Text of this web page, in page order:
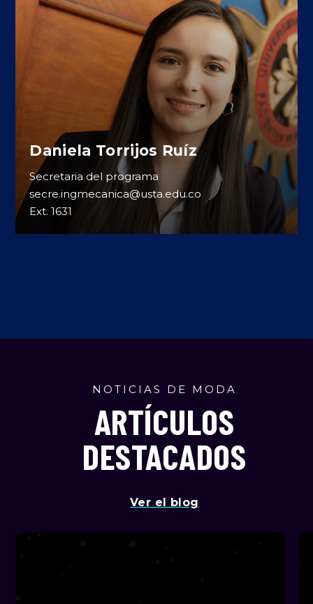
Daniela Torrijos Ruíz
Secretaria del programa
secre.ingmecanica@usta.edu.co
Ext. 1631
NOTICIAS DE MODA
ARTÍCULOS
DESTACADOS
Ver el blog